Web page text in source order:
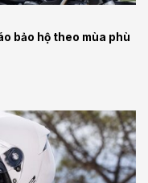
bảo hộ theo mùa phù